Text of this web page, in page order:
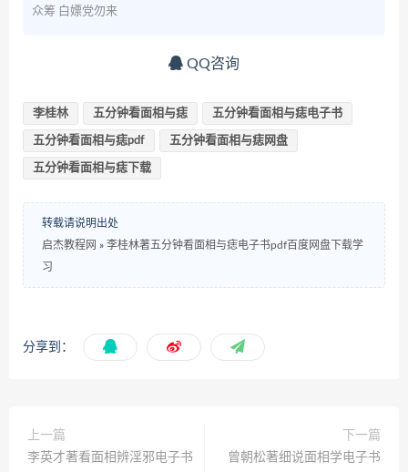
众筹 白嫖党勿来
QQ咨询
李桂林 五分钟看面相与痣 五分钟看面相与痣电子书
五分钟看面相与痣pdf 五分钟看面相与痣网盘
五分钟看面相与痣下载
转载请说明出处
启杰教程网 » 李桂林著五分钟看面相与痣电子书pdf百度网盘下载学
习
分享到：
上一篇
李英才著看面相辨淫邪电子书
下一篇
曾朝松著细说面相学电子书